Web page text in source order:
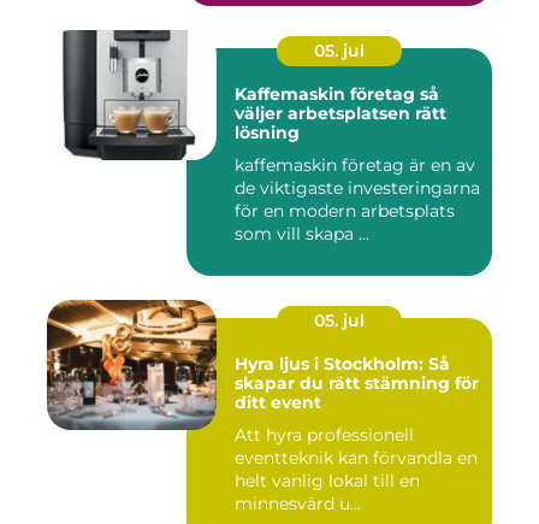
05. jul
Kaffemaskin företag så
väljer arbetsplatsen rätt
lösning
kaffemaskin företag är en av
de viktigaste investeringarna
för en modern arbetsplats
som vill skapa ...
05. jul
Hyra ljus i Stockholm: Så
skapar du rätt stämning för
ditt event
Att hyra professionell
eventteknik kan förvandla en
helt vanlig lokal till en
minnesvärd u...